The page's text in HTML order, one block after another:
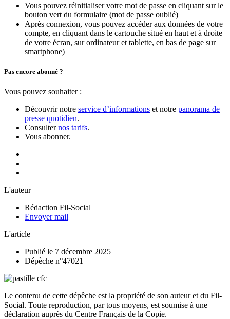
Vous pouvez réinitialiser votre mot de passe en cliquant sur le
bouton vert du formulaire (mot de passe oublié)
Après connexion, vous pouvez accéder aux données de votre
compte, en cliquant dans le cartouche situé en haut et à droite
de votre écran, sur ordinateur et tablette, en bas de page sur
smartphone)
Pas encore abonné ?
Vous pouvez souhaiter :
Découvrir notre service d’informations et notre panorama de
presse quotidien.
Consulternos tarifs.
Vous abonner.
L'auteur
Rédaction Fil-Social
Envoyer mail
L'article
Publié le 7 décembre 2025
Dépèche n°47021
Le contenu de cette dépêche est la propriété de son auteur et du Fil-
Social. Toute reproduction, par tous moyens, est soumise à une
déclaration auprès du Centre Français de la Copie.